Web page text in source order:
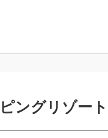
ングリゾート